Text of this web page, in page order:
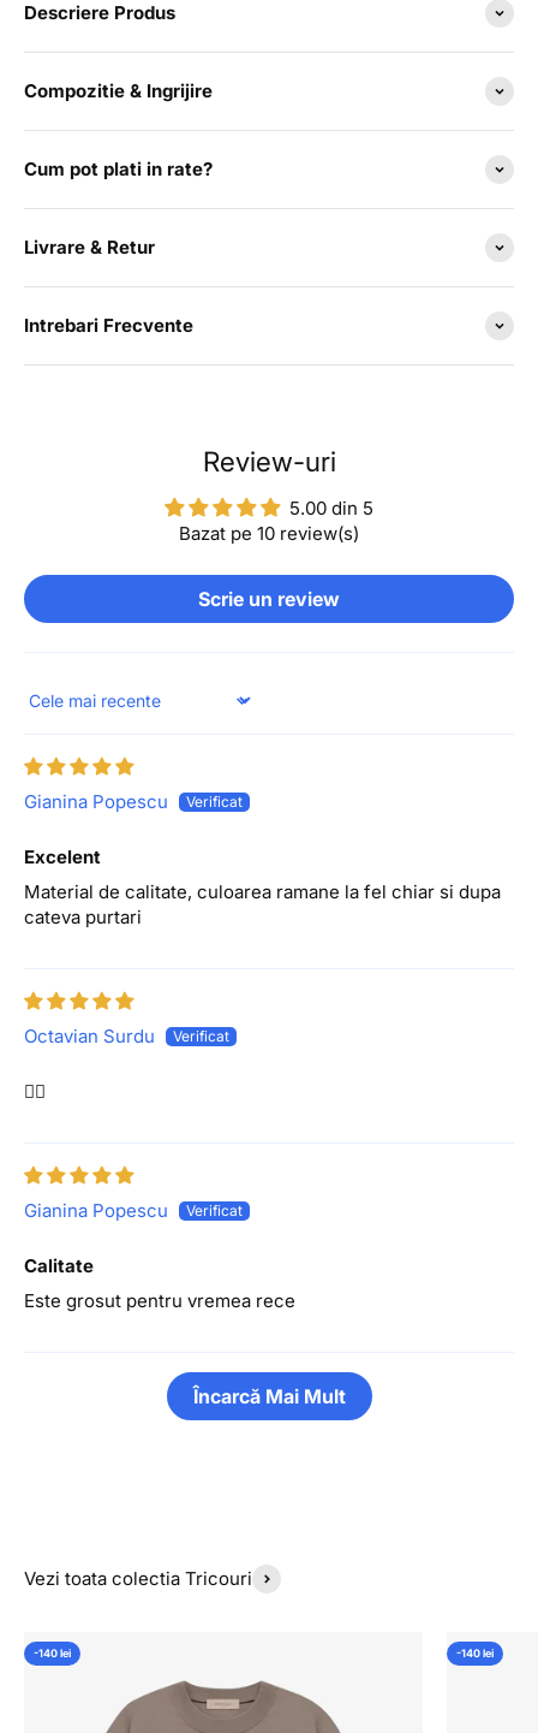
Descriere Produs
Compozitie & Ingrijire
Cum pot plati in rate?
Livrare & Retur
Intrebari Frecvente
Review-uri
5.00 din 5
Bazat pe 10 review(s)
Scrie un review
Sort by
Gianina Popescu
Excelent
Material de calitate, culoarea ramane la fel chiar si dupa
cateva purtari
Octavian Surdu
👍🏽
Gianina Popescu
Calitate
Este grosut pentru vremea rece
Încarcă Mai Mult
Vezi toata colectia Tricouri
-140 lei -140 lei